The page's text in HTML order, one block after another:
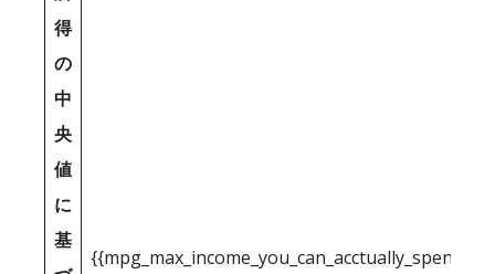
得
の
中
央
値
に
基